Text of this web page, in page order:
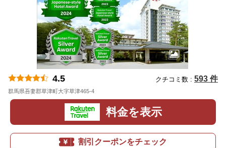
4.5 クチコミ数 : 593 件
群馬県吾妻郡草津町大字草津465-4
料金を表示
割引クーポンをチェック